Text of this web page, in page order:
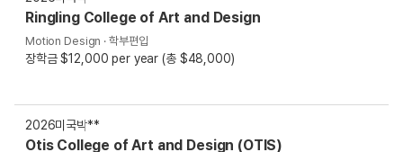
Ringling College of Art and Design
Motion Design · 학부편입
장학금 $12,000 per year (총 $48,000)
2026미국박**
Otis College of Art and Design (OTIS)